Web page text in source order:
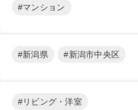
マンション
新潟県 新潟市中央区
リビング・洋室